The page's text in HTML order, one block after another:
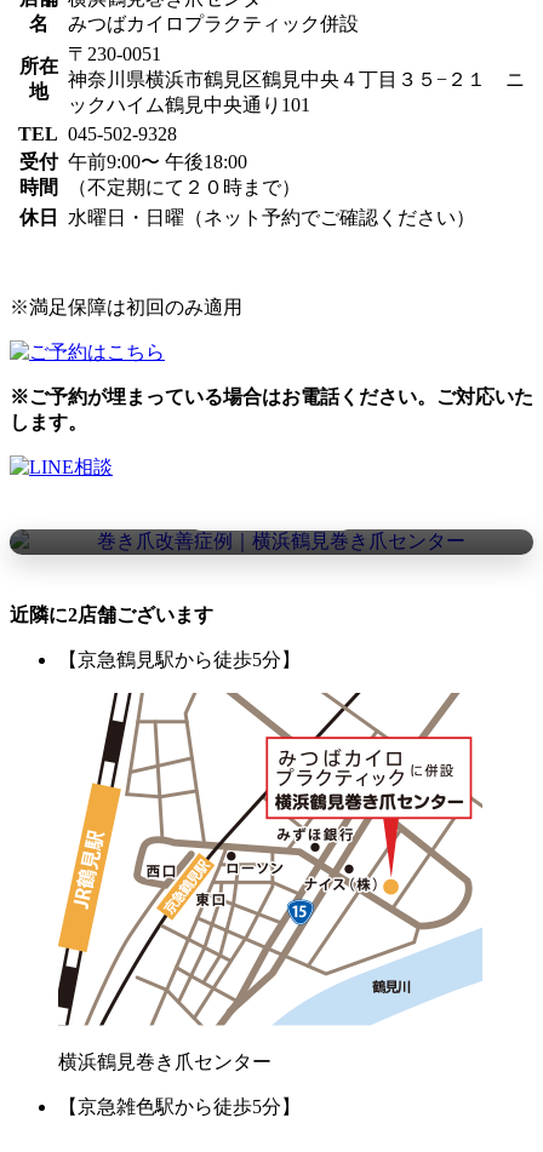
名
みつばカイロプラクティック併設
所在
地
〒230-0051
神奈川県横浜市鶴見区鶴見中央４丁目３５−２１ ニ
ックハイム鶴見中央通り101
TEL 045-502-9328
受付
時間
午前9:00〜 午後18:00
（不定期にて２０時まで）
休日
水曜日・日曜（ネット予約でご確認ください）
※満足保障は初回のみ適用
※ご予約が埋まっている場合はお電話ください。ご対応いた
します。
Instagramで実際の施術例を公開しています
近隣に2店舗ございます
【京急鶴見駅から徒歩5分】
横浜鶴見巻き爪センター
【京急雑色駅から徒歩5分】